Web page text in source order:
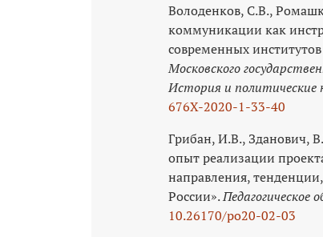
Володенков, С.В.,
коммуникации как
современных
Московского
История и политические
676X‑2020-1-33-40
Грибан, И.В., Зданович,
опыт реализации
направления,
России».Педагогическое
10.26170/po20-02-03